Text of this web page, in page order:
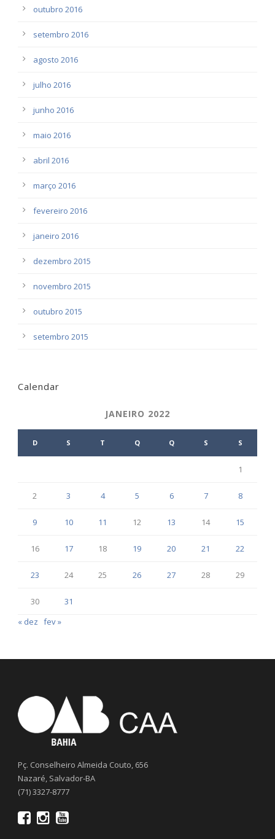
outubro 2016
setembro 2016
agosto 2016
julho 2016
junho 2016
maio 2016
abril 2016
março 2016
fevereiro 2016
janeiro 2016
dezembro 2015
novembro 2015
outubro 2015
setembro 2015
Calendar
JANEIRO 2022
D S T Q Q S S
1
2 3 4 5 6 7 8
9 10 11 12 13 14 15
16 17 18 19 20 21 22
23 24 25 26 27 28 29
30
31
« dez fev »
Pç. Conselheiro Almeida Couto, 656
Nazaré, Salvador-BA
(71) 3327-8777